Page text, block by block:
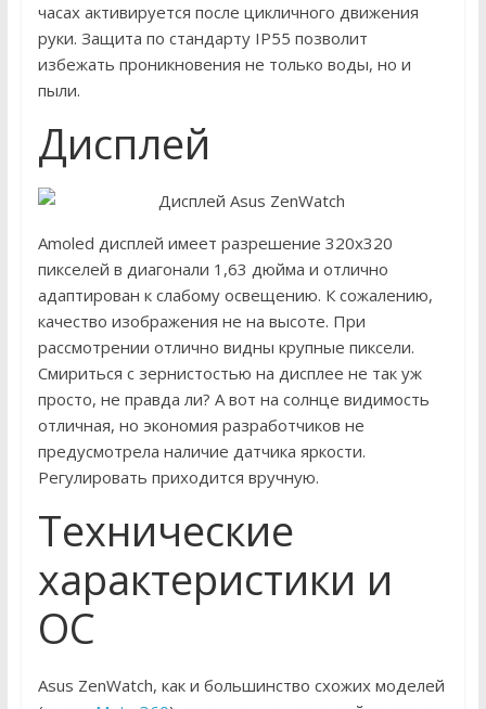
часах активируется после цикличного движения
руки. Защита по стандарту IP55 позволит
избежать проникновения не только воды, но и
пыли.
Дисплей
Amoled дисплей имеет разрешение 320х320
пикселей в диагонали 1,63 дюйма и отлично
адаптирован к слабому освещению. К сожалению,
качество изображения не на высоте. При
рассмотрении отлично видны крупные пиксели.
Смириться с зернистостью на дисплее не так уж
просто, не правда ли? А вот на солнце видимость
отличная, но экономия разработчиков не
предусмотрела наличие датчика яркости.
Регулировать приходится вручную.
Технические
характеристики и
ОС
Asus ZenWatch, как и большинство схожих моделей